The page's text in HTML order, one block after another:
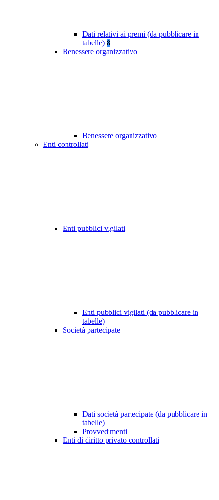
Dati relativi ai premi (da pubblicare in
tabelle) 8
Benessere organizzativo
Benessere organizzativo
Enti controllati
Enti pubblici vigilati
Enti pubblici vigilati (da pubblicare in
tabelle)
Società partecipate
Dati società partecipate (da pubblicare in
tabelle)
Provvedimenti
Enti di diritto privato controllati